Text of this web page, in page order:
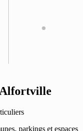
parkings et espaces